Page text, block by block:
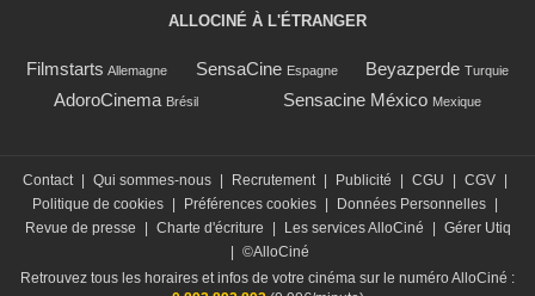
ALLOCINÉ À L'ÉTRANGER
Filmstarts Allemagne SensaCine Espagne Beyazperde Turquie
AdoroCinema Brésil Sensacine México Mexique
Contact Qui sommes-nous Recrutement Publicité CGU CGV
Politique de cookies
Préférences cookies Données Personnelles
Revue de presse
Charte d'écriture Les services AlloCiné
Gérer Utiq
©AlloCiné
Retrouvez tous les horaires et infos de votre cinéma sur le numéro AlloCiné :